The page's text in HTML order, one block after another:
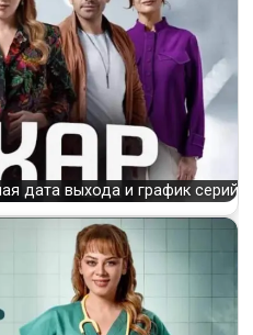
дата выхода и график серий